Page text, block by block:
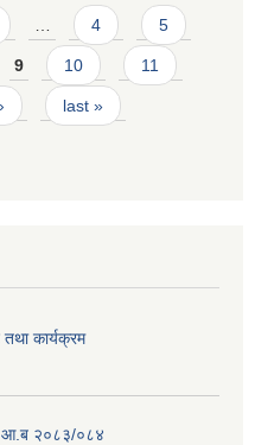
4 5
9 10 11
last »
कार्यक्रम
आ.ब २०८३/०८४